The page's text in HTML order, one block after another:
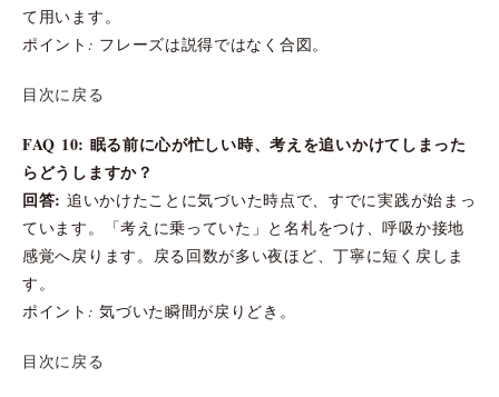
て用います。
ポイント: フレーズは説得ではなく合図。
目次に戻る
FAQ 10: 眠る前に心が忙しい時、考えを追いかけてしまった
らどうしますか？
回答: 追いかけたことに気づいた時点で、すでに実践が始まっ
ています。「考えに乗っていた」と名札をつけ、呼吸か接地
感覚へ戻ります。戻る回数が多い夜ほど、丁寧に短く戻しま
す。
ポイント: 気づいた瞬間が戻りどき。
目次に戻る